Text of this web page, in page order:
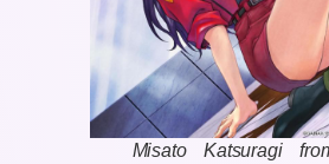
Misato Katsuragi